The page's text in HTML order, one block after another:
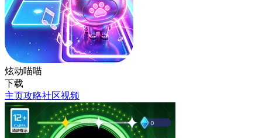
炫动喵喵
下载
主页攻略社区视频